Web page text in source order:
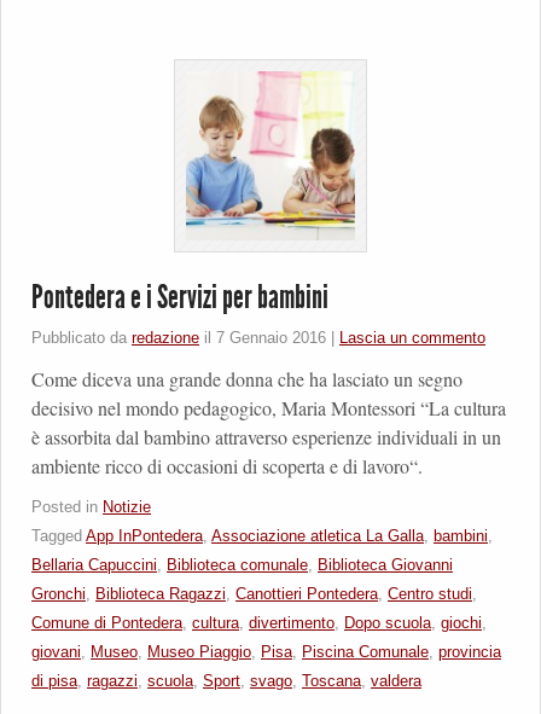
Pontedera e i Servizi per bambini
Pubblicato da redazione il 7 Gennaio 2016 Lascia un commento
Come diceva una grande donna che ha lasciato un segno
decisivo nel mondo pedagogico, Maria Montessori “La cultura
è assorbita dal bambino attraverso esperienze individuali in un
ambiente ricco di occasioni di scoperta e di lavoro“.
Posted in Notizie
Tagged App InPontedera, Associazione atletica La Galla, bambini,
Bellaria Capuccini, Biblioteca comunale, Biblioteca Giovanni
Gronchi, Biblioteca Ragazzi, Canottieri Pontedera, Centro studi,
Comune di Pontedera, cultura, divertimento, Dopo scuola, giochi,
giovani, Museo, Museo Piaggio, Pisa, Piscina Comunale, provincia
di pisa, ragazzi, scuola, Sport, svago, Toscana, valdera